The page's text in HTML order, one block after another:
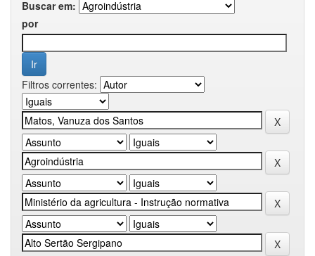
Buscar em:
por
Filtros correntes: